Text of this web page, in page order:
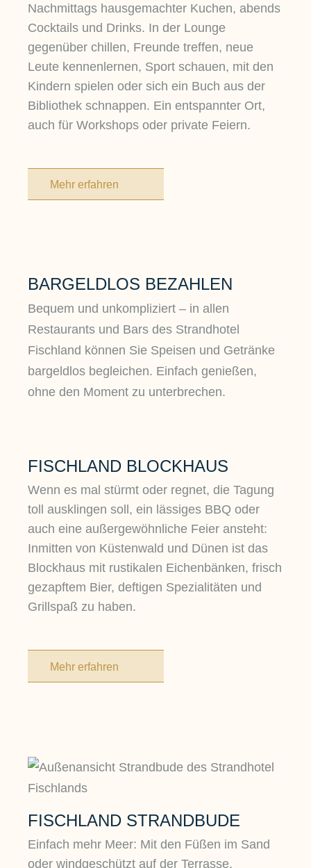
Nachmittags hausgemachter Kuchen, abends
Cocktails und Drinks. In der Lounge
gegenüber chillen, Freunde treffen, neue
Leute kennenlernen, Sport schauen, mit den
Kindern spielen oder sich ein Buch aus der
Bibliothek schnappen. Ein entspannter Ort,
auch für Workshops oder private Feiern.
Mehr erfahren
BARGELDLOS BEZAHLEN
Bequem und unkompliziert – in allen
Restaurants und Bars des Strandhotel
Fischland können Sie Speisen und Getränke
bargeldlos begleichen. Einfach genießen,
ohne den Moment zu unterbrechen.
FISCHLAND BLOCKHAUS
Wenn es mal stürmt oder regnet, die Tagung
toll ausklingen soll, ein lässiges BBQ oder
auch eine außergewöhnliche Feier ansteht:
Inmitten von Küstenwald und Dünen ist das
Blockhaus mit rustikalen Eichenbänken, frisch
gezapftem Bier, deftigen Spezialitäten und
Grillspaß zu haben.
Mehr erfahren
FISCHLAND STRANDBUDE
Einfach mehr Meer: Mit den Füßen im Sand
oder windgeschützt auf der Terrasse.